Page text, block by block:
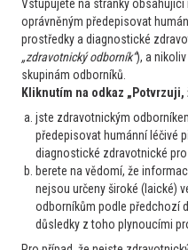
3 21.
Gynekolog
Anémie, cytopenie a
Splenomegalie,
Pacientka 63 let, v anam.
mutace Leiden,
epigastriu tlakového
závislá na jídle - cca do
pouze zjišt...
Vstupujete na stránky
oprávněným předepisovat
prostředky a diagnostické
„zdravotnický odborník“), a
skupinám odborníků.
Kliknutím na odkaz
jste zdravotnickým
předepisovat humánní léčivé
diagnostické zdravotnické
berete na vědomí, že
nejsou určeny široké (laické)
odborníkům podle předchozí
důsledky z toho plynoucími